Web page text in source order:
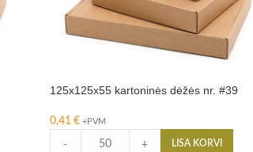
125x125x55 kartoninės dėžės nr. #39
0,41 € +PVM
- + LISA KORVI